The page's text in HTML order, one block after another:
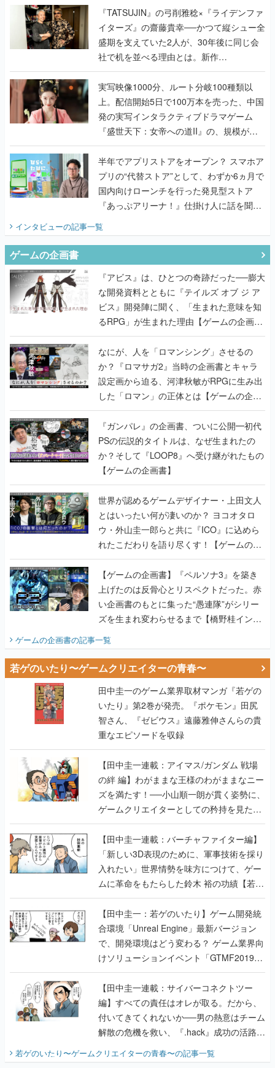
く
『TATSUJIN』の弓削雅稔×『ライデンファ
イターズ』の齋藤貴幸──かつて縦シュー全
盛期を支えていた2人が、30年後に同じ会
社で机を並べる理由とは。新作
『TATSUJIN EXTREME』で初タッグを組
んだレジェンド2人に訊く開発秘話
実写映像1000分、ルート分岐100種類以
上。配信開始5日で100万本を売った、中国
発の実写インタラクティブドラマゲーム
『盛世天下：女帝への道II』の、規模が違
うこだわりをプロデューサーに聞いた
半年でアプリストアをオープン？ スマホア
プリの“代替ストア”として、わずか6ヵ月で
国内向けローンチを行った発見型ストア
『あっぷアリーナ！』仕掛け人に話を聞い
インタビューの記事一覧
ゲームの企画書
『アビス』は、ひとつの奇跡だった──膨大
な開発資料とともに『テイルズ オブ ジ ア
ビス』開発陣に聞く、「生まれた意味を知
るRPG」が生まれた理由【ゲームの企画
書】
なにが、人を「ロマンシング」させるの
か？『ロマサガ2』当時の企画書とキャラ
設定画から迫る、河津秋敏がRPGに生み出
した「ロマン」の正体とは【ゲームの企画
書】
『ガンパレ』の企画書、ついに公開━初代
PSの伝説的タイトルは、なぜ生まれたの
か？そして『LOOP8』へ受け継がれたもの
【ゲームの企画書】
世界が認めるゲームデザイナー・上田文人
とはいったい何が凄いのか？ ヨコオタロ
ウ・外山圭一郎らと共に『ICO』に込めら
れたこだわりを語り尽くす！【ゲームの企
画書】
【ゲームの企画書】『ペルソナ3』を築き
上げたのは反骨心とリスペクトだった。赤
い企画書のもとに集った“愚連隊”がシリー
ズを生まれ変わらせるまで【橋野桂インタ
ゲームの企画書の記事一覧
若ゲのいたり〜ゲームクリエイターの青春〜
田中圭一のゲーム業界取材マンガ『若ゲの
いたり』第2巻が発売。『ポケモン』田尻
智さん、『ゼビウス』遠藤雅伸さんらの貴
重なエピソードを収録
【田中圭一連載：アイマス/ガンダム 戦場
の絆 編】わがままな王様のわがままなニー
ズを満たす！──小山順一朗が貫く姿勢に、
ゲームクリエイターとしての矜持を見た
【若ゲのいたり最終回】
【田中圭一連載：バーチャファイター編】
「新しい3D表現のために、軍事技術を採り
入れたい」世界情勢を味方につけて、ゲー
ムに革命をもたらした鈴木 裕の功績【若ゲ
のいたり】
【田中圭一：若ゲのいたり】ゲーム開発統
合環境「Unreal Engine」最新バージョン
で、開発環境はどう変わる？ ゲーム業界向
けソリューションイベント「GTMF2019」
に行って、より理解を深めよう【PR】
【田中圭一連載：サイバーコネクトツー
編】すべての責任はオレが取る。だから、
付いてきてくれないか──男の熱意はチーム
解散の危機を救い、『.hack』成功の活路を
『少年ジャンプ』色だった【若ゲのいた
若ゲのいたり〜ゲームクリエイターの青春〜の記事一覧